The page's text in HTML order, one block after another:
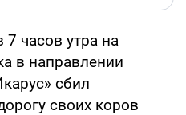
часов утра на
в направлении
сбил
своих коров